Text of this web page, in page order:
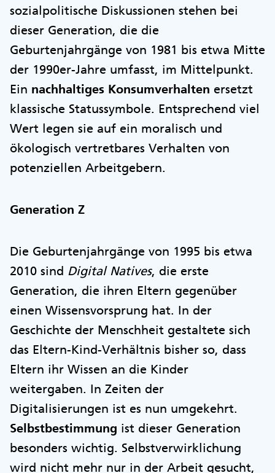
sozialpolitische Diskussionen stehen bei
dieser Generation, die die
Geburtenjahrgänge von 1981 bis etwa Mitte
der 1990er-Jahre umfasst, im Mittelpunkt.
Ein nachhaltiges Konsumverhalten ersetzt
klassische Statussymbole. Entsprechend viel
Wert legen sie auf ein moralisch und
ökologisch vertretbares Verhalten von
potenziellen Arbeitgebern.
Generation Z
Die Geburtenjahrgänge von 1995 bis etwa
2010 sind Digital Natives, die erste
Generation, die ihren Eltern gegenüber
einen Wissensvorsprung hat. In der
Geschichte der Menschheit gestaltete sich
das Eltern-Kind-Verhältnis bisher so, dass
Eltern ihr Wissen an die Kinder
weitergaben. In Zeiten der
Digitalisierungen ist es nun umgekehrt.
Selbstbestimmung ist dieser Generation
besonders wichtig. Selbstverwirklichung
wird nicht mehr nur in der Arbeit gesucht,